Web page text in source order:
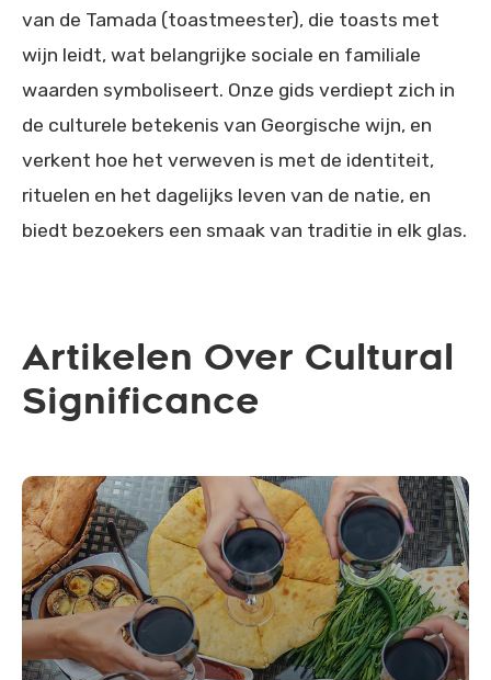
van de Tamada (toastmeester), die toasts met
wijn leidt, wat belangrijke sociale en familiale
waarden symboliseert. Onze gids verdiept zich in
de culturele betekenis van Georgische wijn, en
verkent hoe het verweven is met de identiteit,
rituelen en het dagelijks leven van de natie, en
biedt bezoekers een smaak van traditie in elk glas.
Artikelen Over Cultural
Significance